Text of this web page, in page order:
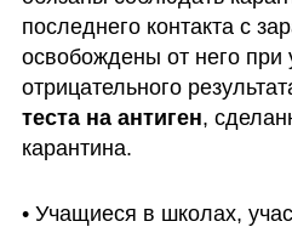
последнего контакта с
освобождены от него при
отрицательного
теста на антиген,
карантина.
• Учащиеся в школах,